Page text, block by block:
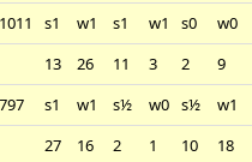
1011 s1 w1 s1 w1 s0
w0
13 26 11 3 2
9
797 s1 w1 s½ w0 s½
w1
27 16 2 1 10
18